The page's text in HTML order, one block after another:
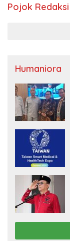
Pojok Redaksi
Humaniora